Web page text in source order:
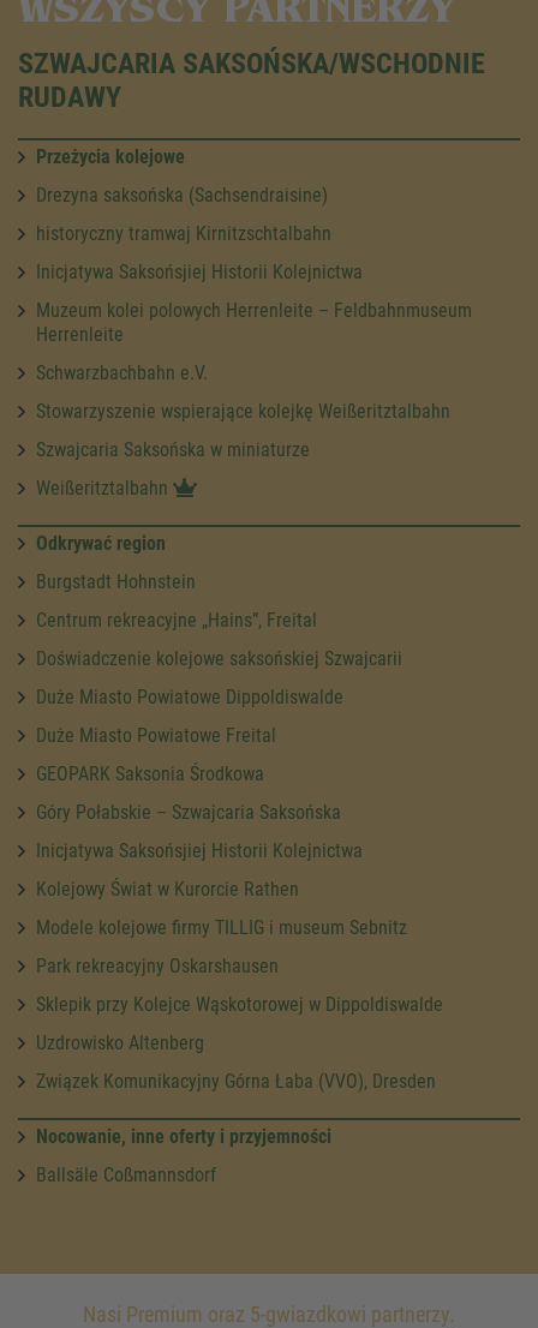
WSZYSCY PARTNERZY
SZWAJCARIA SAKSOŃSKA/WSCHODNIE
RUDAWY
Przeżycia kolejowe
Drezyna saksońska (Sachsendraisine)
historyczny tramwaj Kirnitzschtalbahn
Inicjatywa Saksońsjiej Historii Kolejnictwa
Muzeum kolei polowych Herrenleite – Feldbahnmuseum
Herrenleite
Schwarzbachbahn e.V.
Stowarzyszenie wspierające kolejkę Weißeritztalbahn
Szwajcaria Saksońska w miniaturze
Weißeritztalbahn
Odkrywać region
Burgstadt Hohnstein
Centrum rekreacyjne „Hains”, Freital
Doświadczenie kolejowe saksońskiej Szwajcarii
Duże Miasto Powiatowe Dippoldiswalde
Duże Miasto Powiatowe Freital
GEOPARK Saksonia Środkowa
Góry Połabskie – Szwajcaria Saksońska
Inicjatywa Saksońsjiej Historii Kolejnictwa
Kolejowy Świat w Kurorcie Rathen
Modele kolejowe firmy TILLIG i museum Sebnitz
Park rekreacyjny Oskarshausen
Sklepik przy Kolejce Wąskotorowej w Dippoldiswalde
Uzdrowisko Altenberg
Związek Komunikacyjny Górna Łaba (VVO), Dresden
Nocowanie, inne oferty i przyjemności
Ballsäle Coßmannsdorf
Nasi Premium oraz 5-gwiazdkowi partnerzy.